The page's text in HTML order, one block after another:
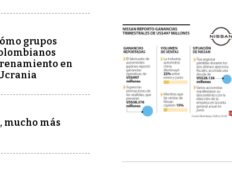
grupos
en
mucho más